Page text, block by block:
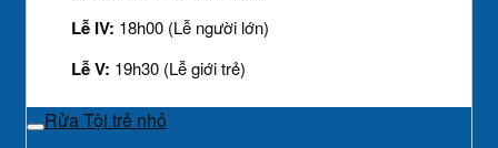
Lễ IV: 18h00 (Lễ người lớn)
Lễ V: 19h30 (Lễ giới trẻ)
Rửa Tội trẻ nhỏ